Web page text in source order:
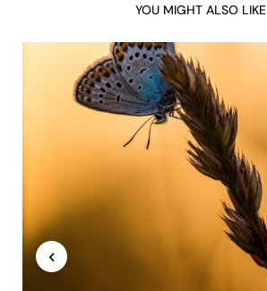
YOU MIGHT ALSO LIKE